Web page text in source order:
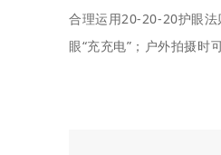
合理运用20-20-20护眼
眼“充充电”；户外拍摄时